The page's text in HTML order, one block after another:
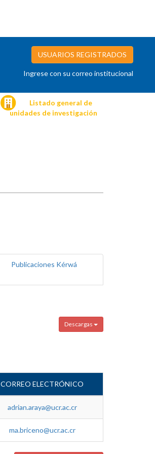
USUARIOS REGISTRADOS
Ingrese con su correo institucional
Listado general de
unidades de investigación
Publicaciones Kérwá
Descargas
CORREO ELECTRÓNICO
adrian.araya@ucr.ac.cr
ma.briceno@ucr.ac.cr